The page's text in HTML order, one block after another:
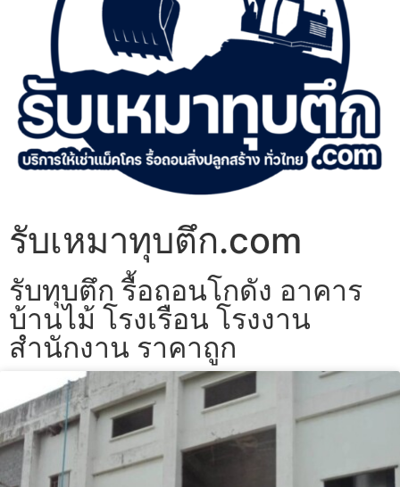
รับเหมาทุบตึก.com
รับทุบตึก รื้อถอนโกดัง อาคาร
บ้านไม้ โรงเรือน โรงงาน
สำนักงาน ราคาถูก